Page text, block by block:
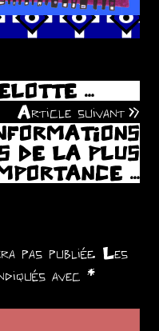
…
Article suivant
DE LA PLUS
…
pas publiée. Les
avec *